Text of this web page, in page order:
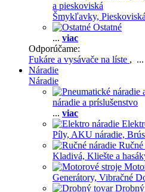
a pieskoviská
Šmykľavky,
Ostatné
... viac
Odporúčame:
Fukáre a vysávače na líste , ...
Náradie
Náradie
náradie a príslušenstvo
... viac
Píly, AKU náradie,
Ručné
Kladivá, Kliešte a
Generátory, Vibračné